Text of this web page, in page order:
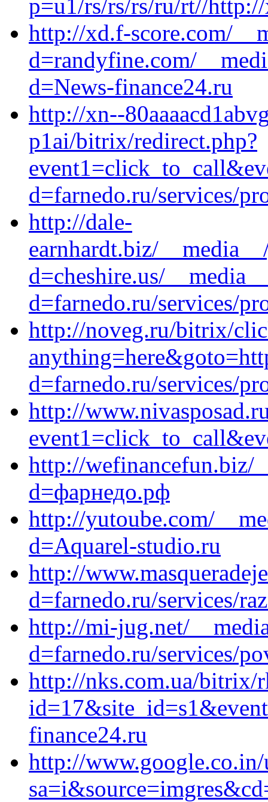
p=u1/rs/rs/rs/ru/rt//
http://xd.f-score.com/
d=randyfine.com/
d=News-finance24.ru
http://xn--
p1ai/bitrix/redirect.php?
d=farnedo.ru/services/
http://dale-
earnhardt.biz/
d=cheshire.us/
d=farnedo.ru/services/
http://noveg.ru/bitrix/
d=farnedo.ru/services/
http://
http://wefinancefun.biz/
d=фарнедо.рф
http://yutoube.com/
d=Aquarel-studio.ru
http://
d=farnedo.ru/services/
http://mi-jug.net/
d=farnedo.ru/services/
http://nks.com.ua/bitrix/
finance24.ru
http://